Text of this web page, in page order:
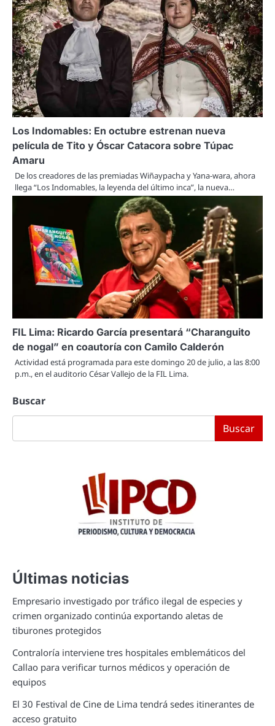
Los Indomables: En octubre estrenan nueva
película de Tito y Óscar Catacora sobre Túpac
Amaru
De los creadores de las premiadas Wiñaypacha y Yana-wara, ahora
llega “Los Indomables, la leyenda del último inca”, la nueva…
FIL Lima: Ricardo García presentará “Charanguito
de nogal” en coautoría con Camilo Calderón
Actividad está programada para este domingo 20 de julio, a las 8:00
p.m., en el auditorio César Vallejo de la FIL Lima.
Buscar
Buscar
Últimas noticias
Empresario investigado por tráfico ilegal de especies y
crimen organizado continúa exportando aletas de
tiburones protegidos
Contraloría interviene tres hospitales emblemáticos del
Callao para verificar turnos médicos y operación de
equipos
El 30 Festival de Cine de Lima tendrá sedes itinerantes de
acceso gratuito